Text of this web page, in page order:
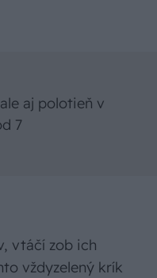
aj polotieň v
7
vtáčí zob ich
vždyzelený krík